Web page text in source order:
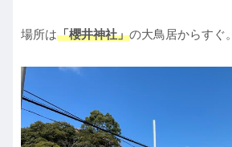
場所は「櫻井神社」の大鳥居からすぐ。